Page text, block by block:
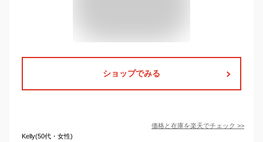
ショップでみる
価格と在庫を楽天でチェック >>
Kelly(50代・女性)